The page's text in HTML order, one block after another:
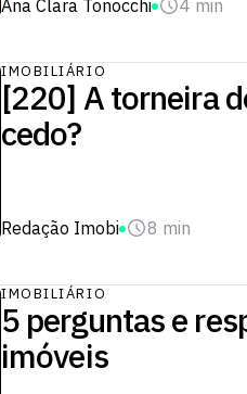
Ana Clara Tonocchi 4 min
IMOBILIÁRIO
[220] A torneira
cedo?
Redação Imobi 8 min
IMOBILIÁRIO
5 perguntas e
imóveis